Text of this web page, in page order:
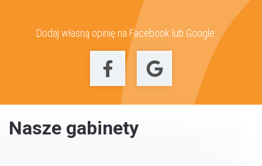
Dodaj własną opinię na Facebook lub Google:
Nasze gabinety